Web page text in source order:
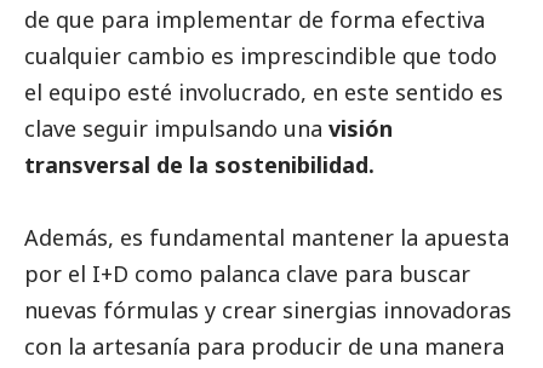
de que para implementar de forma efectiva
cualquier cambio es imprescindible que todo
el equipo esté involucrado, en este sentido es
clave seguir impulsando una visión
transversal de la sostenibilidad.
Además, es fundamental mantener la apuesta
por el I+D como palanca clave para buscar
nuevas fórmulas y crear sinergias innovadoras
con la artesanía para producir de una manera